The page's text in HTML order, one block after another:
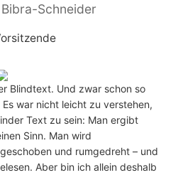
Schneider
Blindtext. Und zwar schon so
war nicht leicht zu verstehen,
Text zu sein: Man ergibt
Sinn. Man wird
und rumgedreht – und
Aber bin ich allein deshalb